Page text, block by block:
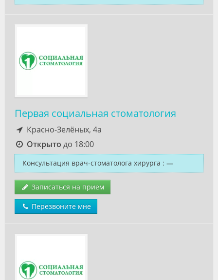
Первая социальная стоматология
Красно-Зелёных, 4а
Открыто до 18:00
Консультация врач-стоматолога хирурга : —
Записаться на прием
Перезвоните мне